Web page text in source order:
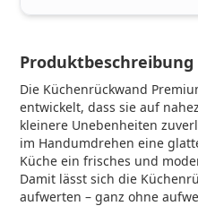
Die Küchenrückwand
entwickelt, dass sie auf
kleinere Unebenheiten
im Handumdrehen eine
Küche ein frisches und
Damit lässt sich die
aufwerten – ganz ohne